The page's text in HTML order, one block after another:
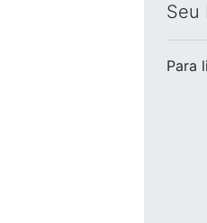
Seu
Para